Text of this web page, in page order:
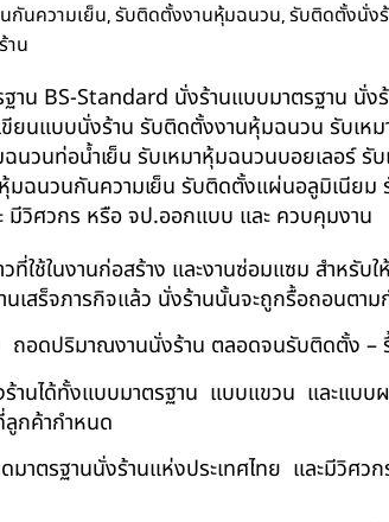
กันความเย็น,รับติดตั้งงานหุ้มฉนวน,รับติดตั้งนั่ง
าน
รฐาน BS-Standard นั่งร้านแบบมาตรฐาน
ยนแบบนั่งร้าน รับติดตั้งงานหุ้มฉนวน รับเ
นวนท่อน้ำเย็น รับเหมาหุ้มฉนวนบอยเลอร์
ฉนวนกันความเย็น รับติดตั้งแผ่นอลูมิเนียม
มีวิศวกร หรือ จป.ออกแบบ และ ควบคุมงาน
ที่ใช้ในงานก่อสร้าง และงานซ่อมแซม สำห
นเสร็จภารกิจแล้ว นั่งร้านนั้นจะถูกรื้อถอนตา
ถอดปริมาณงานนั่งร้าน ตลอดจนรับติดตั้ง –
ร้านได้ทั้งแบบมาตรฐาน แบบแขวน และแ
กค้ากำหนด
าตรฐานนั่งร้านแห่งประเทศไทย และมีวิศ